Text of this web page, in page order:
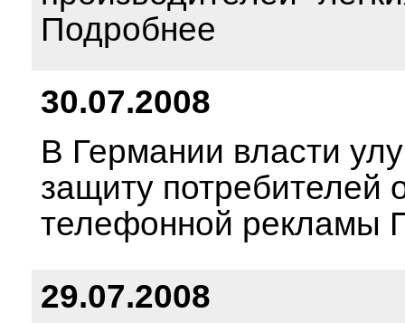
Подробнее
30.07.2008
В Германии власти
защиту потребителей
телефонной рекламы
29.07.2008